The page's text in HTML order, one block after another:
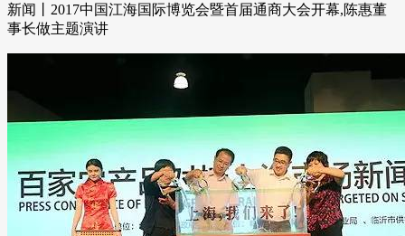
新闻丨2017中国江海国际博览会暨首届通商大会开幕,陈惠董
事长做主题演讲